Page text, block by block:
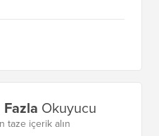
Okuyucu
taze içerik alın